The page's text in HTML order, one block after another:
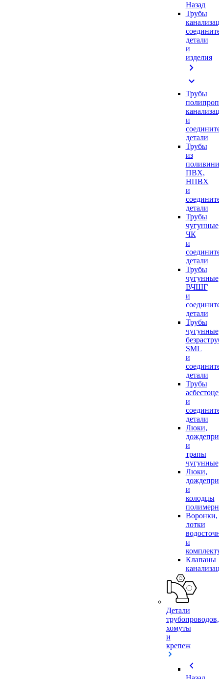
Назад
Трубы
детали
и
изделия
chevron_right
expand_more
Трубы
и
детали
Трубы
из
ПВХ,
НПВХ
и
детали
Трубы
чугунные
ЧК
и
детали
Трубы
чугунные
ВЧШГ
и
детали
Трубы
чугунные
SML
и
детали
Трубы
и
детали
Люки,
и
трапы
чугунные
Люки,
и
колодцы
Воронки,
лотки
и
Клапаны
Детали
трубопроводов,
хомуты
и
крепеж
chevron_left